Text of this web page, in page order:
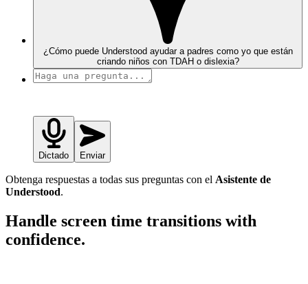
¿Cómo puede Understood ayudar a padres como yo que están
criando niños con TDAH o dislexia?
Dictado Enviar
Obtenga respuestas a todas sus preguntas con el Asistente de
Understood.
Handle screen time transitions with
confidence.